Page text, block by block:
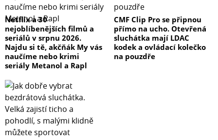
Netflix a 30
nejoblíbenějších filmů a
seriálů v srpnu 2026.
Najdu si tě, akčňák My vás
naučíme nebo krimi
seriály Metanol a Rapl
CMF Clip Pro se připnou
přímo na ucho. Otevřená
sluchátka mají LDAC
kodek a ovládací kolečko
na pouzdře